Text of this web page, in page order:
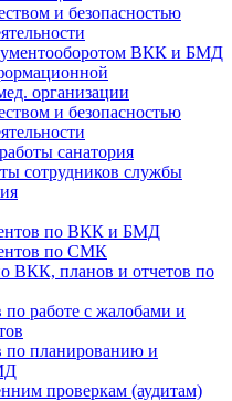
и безопасностью
ВКК и БМД
организации
и безопасностью
санатория
сотрудников службы
по ВКК и БМД
по СМК
ВКК, планов и отчетов по
работе с жалобами и
по планированию и
проверкам (аудитам)